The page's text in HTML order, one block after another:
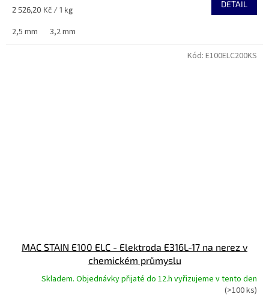
Měrná
2 526,20 Kč / 1 kg
DETAIL
2,5 mm 3,2 mm
MAC STAIN E100 ELC - Elektroda E316L-17 na nerez v
chemickém průmyslu
Skladem. Objednávky přijaté do 12.h vyřizujeme v tento den
(>100 ks)
Kód: E100ELC200KS